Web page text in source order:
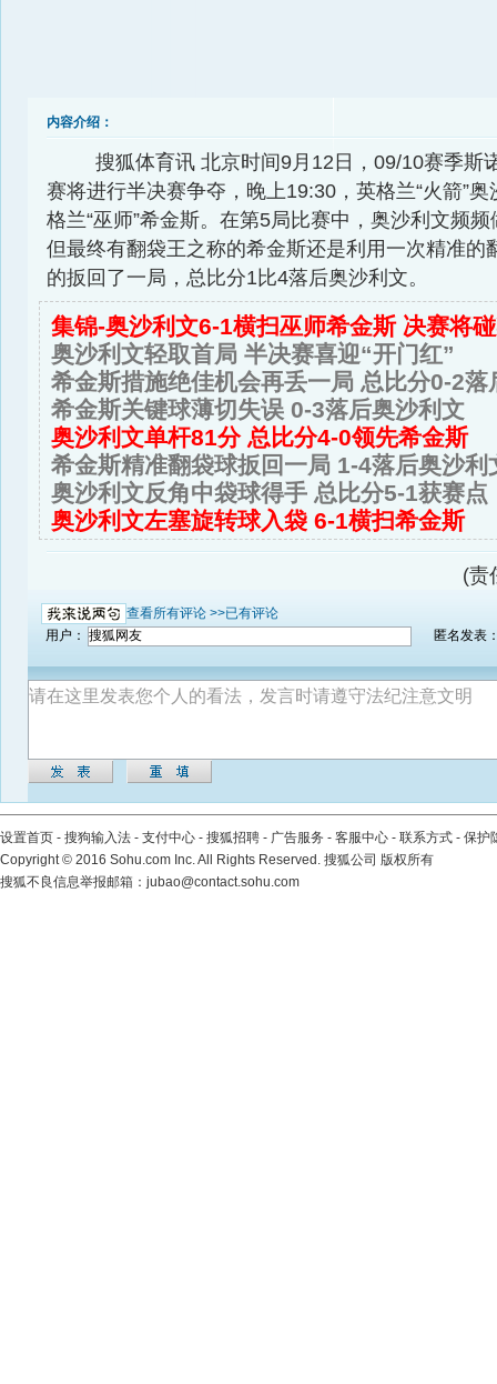
内容介绍：
搜狐体育讯 北京时间9月12日，09/10赛季斯
赛将进行半决赛争夺，晚上19:30，英格兰“火箭”
格兰“巫师”希金斯。在第5局比赛中，奥沙利文频
但最终有翻袋王之称的希金斯还是利用一次精准的
的扳回了一局，总比分1比4落后奥沙利文。
集锦-奥沙利文6-1横扫巫师希金斯 决赛将
奥沙利文轻取首局 半决赛喜迎“开门红”
希金斯措施绝佳机会再丢一局 总比分0-2落
希金斯关键球薄切失误 0-3落后奥沙利文
奥沙利文单杆81分 总比分4-0领先希金斯
希金斯精准翻袋球扳回一局 1-4落后奥沙利
奥沙利文反角中袋球得手 总比分5-1获赛点
奥沙利文左塞旋转球入袋 6-1横扫希金斯
(责
查看所有评论 >>已有评论
用户：
匿名发表
设置首页 - 搜狗输入法 - 支付中心 - 搜狐招聘 - 广告服务 - 客服中心 - 联系方式 - 保护
Copyright© 2016 Sohu.com Inc. All Rights Reserved. 搜狐公司 版权所有
搜狐不良信息举报邮箱： jubao@contact.sohu.com